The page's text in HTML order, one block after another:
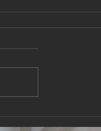
げ道